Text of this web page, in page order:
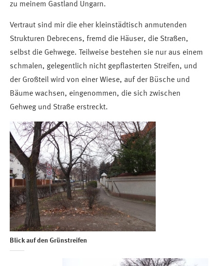
zu meinem Gastland Ungarn.
Vertraut sind mir die eher kleinstädtisch anmutenden
Strukturen Debrecens, fremd die Häuser, die Straßen,
selbst die Gehwege. Teilweise bestehen sie nur aus einem
schmalen, gelegentlich nicht gepflasterten Streifen, und
der Großteil wird von einer Wiese, auf der Büsche und
Bäume wachsen, eingenommen, die sich zwischen
Gehweg und Straße erstreckt.
Blick auf den Grünstreifen